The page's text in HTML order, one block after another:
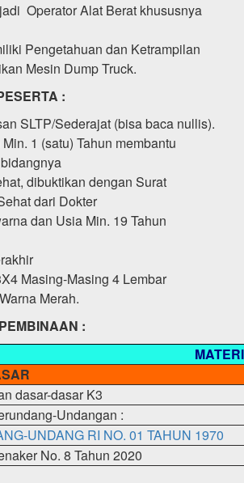
Operator Alat Berat khususnya
Pengetahuan dan Ketrampilan
Mesin Dump Truck.
:
SLTP/Sederajat (bisa baca nullis).
1 (satu) Tahun membantu
dibuktikan dengan Surat
dari Dokter
dan Usia Min. 19 Tahun
Masing-Masing 4 Lembar
Merah.
:
MATERI
dasar-dasar K3
Undangan :
UNDANG RI NO. 01 TAHUN 1970
No. 8 Tahun 2020